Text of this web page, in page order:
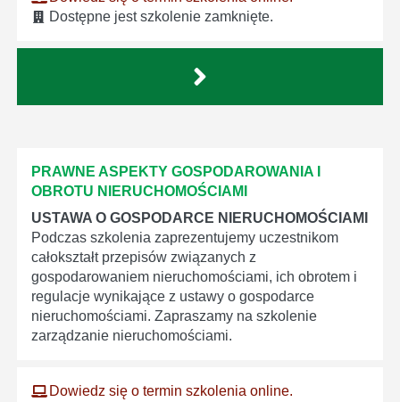
Dostępne jest szkolenie zamknięte.
PRAWNE ASPEKTY GOSPODAROWANIA I
OBROTU NIERUCHOMOŚCIAMI
USTAWA O GOSPODARCE NIERUCHOMOŚCIAMI
Podczas szkolenia zaprezentujemy uczestnikom
całokształt przepisów związanych z
gospodarowaniem nieruchomościami, ich obrotem i
regulacje wynikające z ustawy o gospodarce
nieruchomościami. Zapraszamy na szkolenie
zarządzanie nieruchomościami.
Dowiedz się o termin szkolenia online.